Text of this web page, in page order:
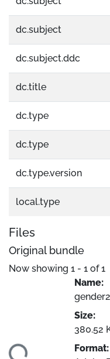
dc.subject
dc.subject.ddc
dc.title
dc.type
dc.type
dc.type.version
local.type
Files
Original bundle
Now showing 1 - 1 of 1
Name:
Size:
380.52
Format: